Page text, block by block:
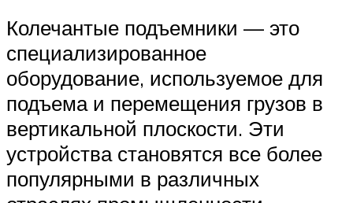
Колечантые подъемники — это
специализированное
оборудование, используемое для
подъема и перемещения грузов в
вертикальной плоскости. Эти
устройства становятся все более
популярными в различных